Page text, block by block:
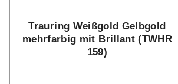
Trauring Weißgold Gelbgold
mehrfarbig mit Brillant (TWHR
159)